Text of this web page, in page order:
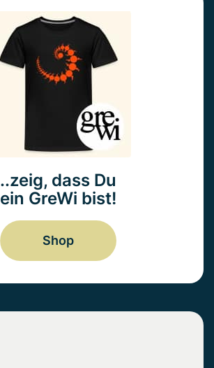
..zeig, dass Du
ein GreWi bist!
Shop